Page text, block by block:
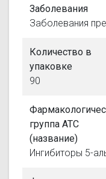
Заболевания
Заболевания
Количество в
упаковке
90
группа АТС
(название)
Ингибиторы 5-